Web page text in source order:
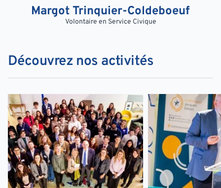
Margot Trinquier-Coldeboeuf
Volontaire en Service Civique
Découvrez nos activités